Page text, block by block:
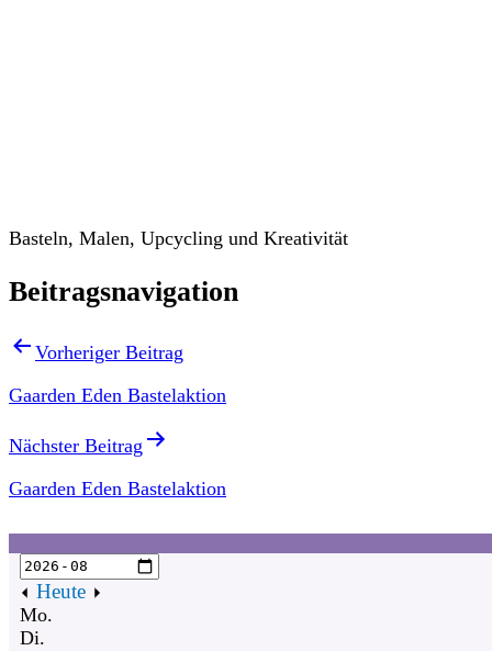
Basteln, Malen, Upcycling und Kreativität
Beitragsnavigation
Vorheriger Beitrag
Gaarden Eden Bastelaktion
Nächster Beitrag
Gaarden Eden Bastelaktion
Heute
Mo.
Di.